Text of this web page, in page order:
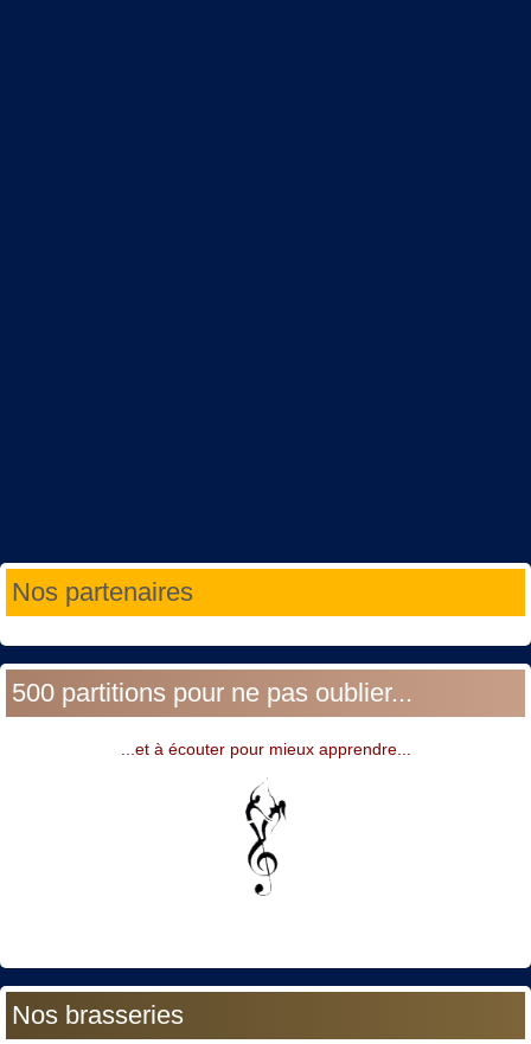
Nos partenaires
500 partitions pour ne pas oublier...
...et à écouter pour mieux apprendre...
Nos brasseries
Année
précédente
Mois
précédent
Année
suivante
Mois
suivant